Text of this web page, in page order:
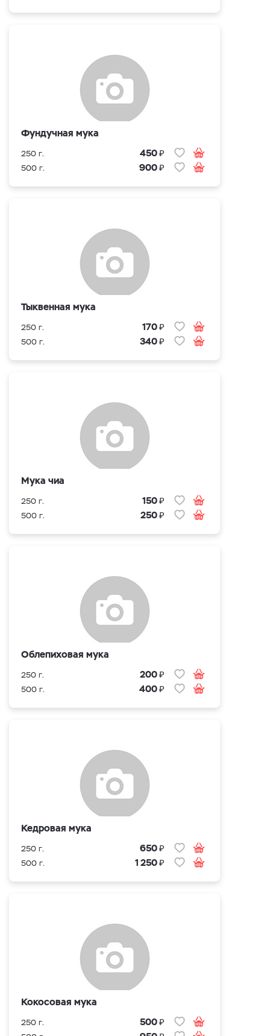
Фундучная мука
250 г. 450₽
500 г. 900₽
Тыквенная мука
250 г. 170₽
500 г. 340₽
Мука чиа
250 г. 150₽
500 г. 250₽
Облепиховая мука
250 г. 200₽
500 г. 400₽
Кедровая мука
250 г. 650₽
500 г. 1 250₽
Кокосовая мука
250 г. 500₽